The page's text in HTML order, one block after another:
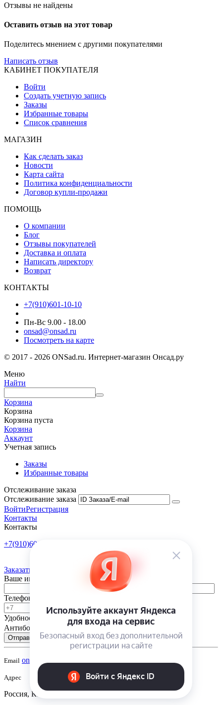
Отзывы не найдены
Оставить отзыв на этот товар
Поделитесь мнением с другими покупателями
Написать отзыв
КАБИНЕТ ПОКУПАТЕЛЯ
Войти
Создать учетную запись
Заказы
Избранные товары
Список сравнения
МАГАЗИН
Как сделать заказ
Новости
Карта сайта
Политика конфиденциальности
Договор купли-продажи
ПОМОЩЬ
О компании
Блог
Отзывы покупателей
Доставка и оплата
Написать директору
Возврат
КОНТАКТЫ
+7(910)601-10-10
Пн-Вс 9.00 - 18.00
onsad@onsad.ru
Посмотреть на карте
© 2017 - 2026 ONSad.ru. Интернет-магазин Онсад.ру
Меню
Найти
Корзина
Корзина
Корзина пуста
Корзина
Аккаунт
Учетная запись
Заказы
Избранные товары
Отслеживание заказа
Отслеживание заказа
ВойтиРегистрация
Контакты
Контакты
+7(910)601-10-10
Заказать обратный звонок
Ваше имя
Телефон
Удобное время
-
Антибот
Отправить
Email onsad@onsad.ru
Адрес
Россия, Калуга,